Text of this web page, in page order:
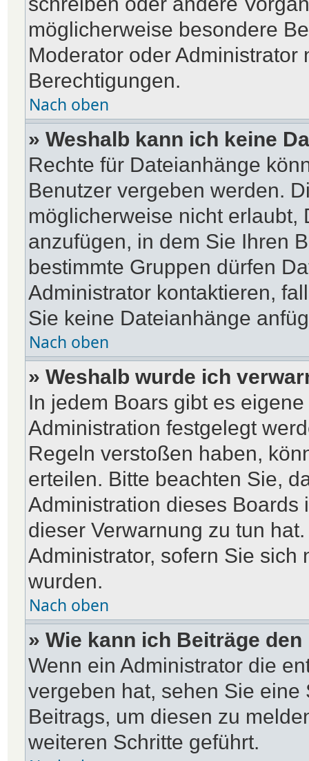
möglicherweise besondere
Moderator oder Administrator
Berechtigungen.
Nach oben
» Weshalb kann ich keine
Rechte für Dateianhänge
Benutzer vergeben werden.
möglicherweise nicht erlaubt,
anzufügen, in dem Sie Ihren
bestimmte Gruppen dürfen
Administrator kontaktieren,
Sie keine Dateianhänge
Nach oben
» Weshalb wurde ich
In jedem Boars gibt es
Administration festgelegt
Regeln verstoßen haben,
erteilen. Bitte beachten Sie,
Administration dieses Boards
dieser Verwarnung zu tun
Administrator, sofern Sie sich
wurden.
Nach oben
» Wie kann ich Beiträge
Wenn ein Administrator die
vergeben hat, sehen Sie
Beitrags, um diesen zu
weiteren Schritte geführt.